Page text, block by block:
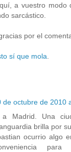
a vuestro modo
sarcástico.
por el
sí que mola
de octubre de 2010
a Madrid. Una
brilla por
ocurrio algo
para